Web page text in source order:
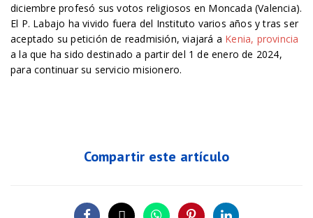
diciembre profesó sus votos religiosos en Moncada (Valencia).
El P. Labajo ha vivido fuera del Instituto varios años y tras ser
aceptado su petición de readmisión, viajará a Kenia, provincia
a la que ha sido destinado a partir del 1 de enero de 2024,
para continuar su servicio misionero.
Compartir este artículo